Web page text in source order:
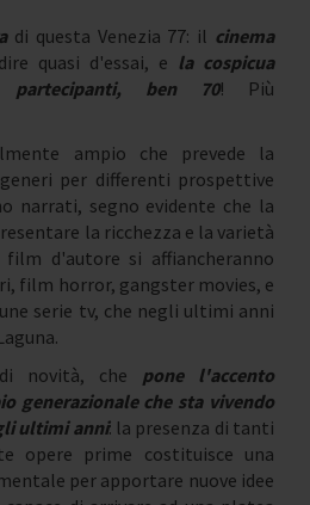
di questa Venezia 77: il cinema
quasi d'essai, e la cospicua
ben 70! Più
ampio che prevede la
per differenti prospettive
narrati, segno evidente che la
la ricchezza e la varietà
film d'autore si affiancheranno
film horror, gangster movies, e
serie tv, che negli ultimi anni
novità, che pone l'accento
generazionale che sta vivendo
ultimi anni: la presenza di tanti
opere prime costituisce una
per apportare nuove idee